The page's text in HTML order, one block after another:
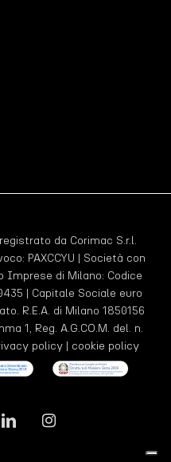
da Corimac S.r.l.
PAXCCYU | Società con
Imprese di Milano: Codice
| Capitale Sociale euro
R.E.A. di Milano 1850156
1, Reg. A.G.CO.M. del. n.
policy | cookie policy
linkedin instagram